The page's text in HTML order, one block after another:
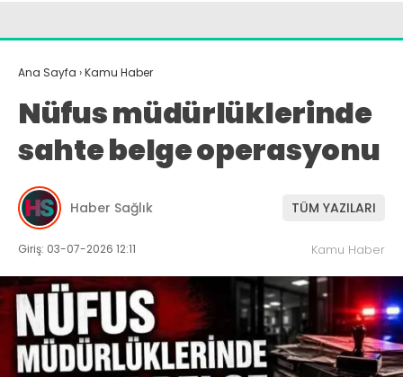
Ana Sayfa ›Kamu Haber
Nüfus müdürlüklerinde
sahte belge operasyonu
Haber Sağlık TÜM YAZILARI
Giriş: 03-07-2026 12:11 Kamu Haber